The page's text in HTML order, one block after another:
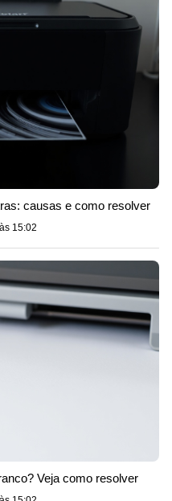
causas e como resolver
15:02
Veja como resolver